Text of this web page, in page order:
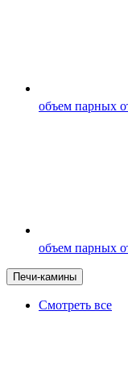
объем парных
объем парных
Печи-камины
Смотреть все